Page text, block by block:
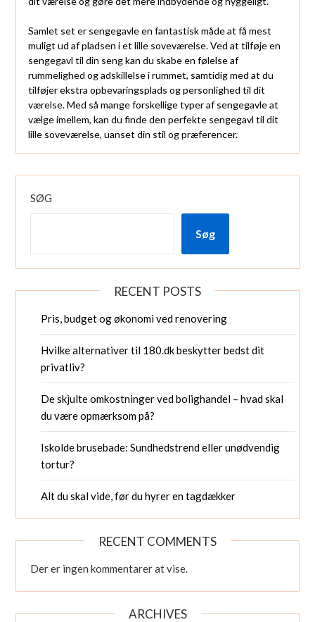
Samlet set er sengegavle en fantastisk måde at få mest
muligt ud af pladsen i et lille soveværelse. Ved at tilføje en
sengegavl til din seng kan du skabe en følelse af
rummelighed og adskillelse i rummet, samtidig med at du
tilføjer ekstra opbevaringsplads og personlighed til dit
værelse. Med så mange forskellige typer af sengegavle at
vælge imellem, kan du finde den perfekte sengegavl til dit
lille soveværelse, uanset din stil og præferencer.
SØG
Søg
RECENT POSTS
Pris, budget og økonomi ved renovering
Hvilke alternativer til 180.dk beskytter bedst dit
privatliv?
De skjulte omkostninger ved bolighandel – hvad skal
du være opmærksom på?
Iskolde brusebade: Sundhedstrend eller unødvendig
tortur?
Alt du skal vide, før du hyrer en tagdækker
RECENT COMMENTS
Der er ingen kommentarer at vise.
ARCHIVES